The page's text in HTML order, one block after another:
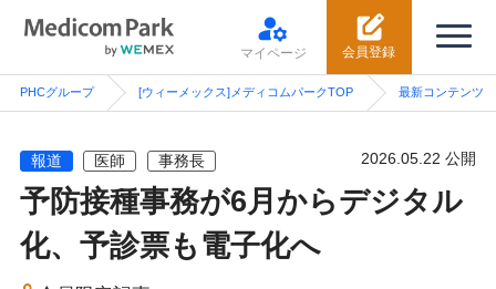
会員登録
マイページ
PHCグループ [ウィーメックス]メディコムパークTOP 最新コンテンツ
報道 医師 事務長 2026.05.22 公開
予防接種事務が6月からデジタル
化、予診票も電子化へ